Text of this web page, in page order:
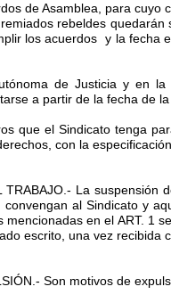
de Asamblea, para
rebeldes
los acuerdos y la fecha
de Justicia y en
a partir de la fecha de
que el Sindicato tenga
con la
TRABAJO.- La
al Sindicato y
mencionadas en el ART. 1
escrito, una vez
Son motivos de